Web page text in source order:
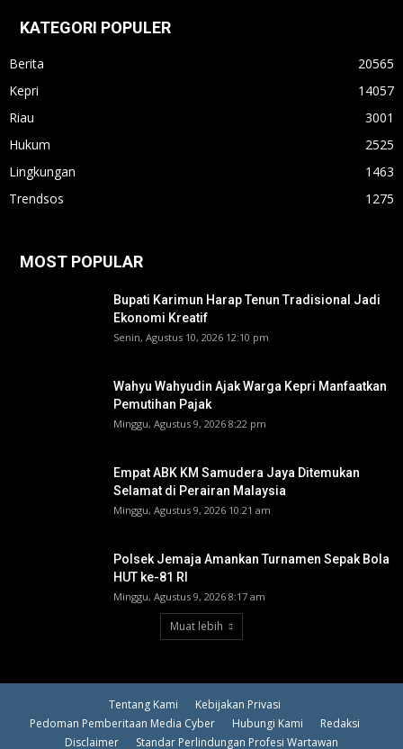
KATEGORI POPULER
Berita
20565
Kepri
14057
Riau
3001
Hukum
2525
Lingkungan
1463
Trendsos
1275
MOST POPULAR
Bupati Karimun Harap Tenun Tradisional Jadi
Ekonomi Kreatif
Senin, Agustus 10, 2026 12:10 pm
Wahyu Wahyudin Ajak Warga Kepri Manfaatkan
Pemutihan Pajak
Minggu, Agustus 9, 2026 8:22 pm
Empat ABK KM Samudera Jaya Ditemukan
Selamat di Perairan Malaysia
Minggu, Agustus 9, 2026 10:21 am
Polsek Jemaja Amankan Turnamen Sepak Bola
HUT ke-81 RI ‎
Minggu, Agustus 9, 2026 8:17 am
Muat lebih
Tentang Kami
Kebijakan Privasi
Pedoman Pemberitaan Media Cyber
Hubungi Kami
Redaksi
Disclaimer
Standar Perlindungan Profesi Wartawan